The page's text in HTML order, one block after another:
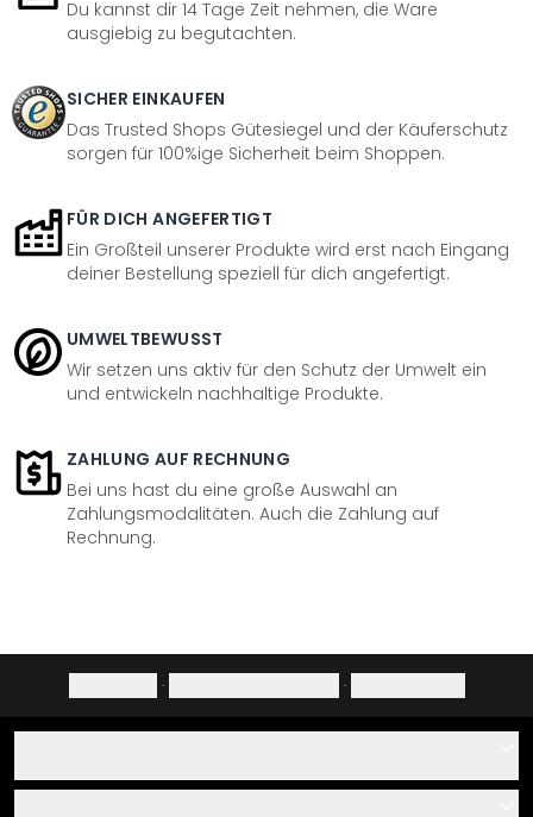
Du kannst dir 14 Tage Zeit nehmen, die Ware
ausgiebig zu begutachten.
SICHER EINKAUFEN
Das Trusted Shops Gütesiegel und der Käuferschutz
sorgen für 100%ige Sicherheit beim Shoppen.
FÜR DICH ANGEFERTIGT
Ein Großteil unserer Produkte wird erst nach Eingang
deiner Bestellung speziell für dich angefertigt.
UMWELTBEWUSST
Wir setzen uns aktiv für den Schutz der Umwelt ein
und entwickeln nachhaltige Produkte.
ZAHLUNG AUF RECHNUNG
Bei uns hast du eine große Auswahl an
Zahlungsmodalitäten. Auch die Zahlung auf
Rechnung.
· ·